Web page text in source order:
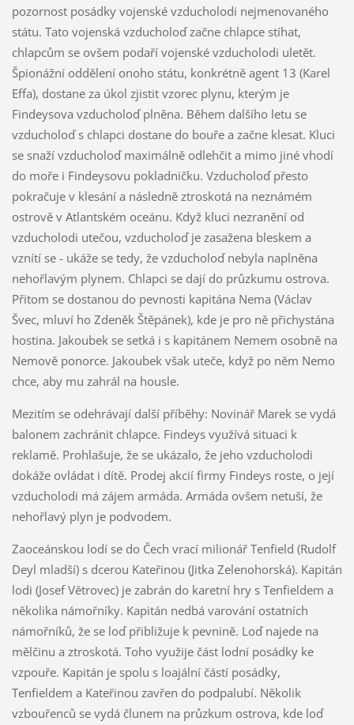
pozornost posádky vojenské vzducholodi nejmenovaného
státu. Tato vojenská vzducholoď začne chlapce stíhat,
chlapcům se ovšem podaří vojenské vzducholodi uletět.
Špionážní oddělení onoho státu, konkrétně agent 13 (Karel
Effa), dostane za úkol zjistit vzorec plynu, kterým je
Findeysova vzducholoď plněna. Během dalšího letu se
vzducholoď s chlapci dostane do bouře a začne klesat. Kluci
se snaží vzducholoď maximálně odlehčit a mimo jiné vhodí
do moře i Findeysovu pokladničku. Vzducholoď přesto
pokračuje v klesání a následně ztroskotá na neznámém
ostrově v Atlantském oceánu. Když kluci nezranění od
vzducholodi utečou, vzducholoď je zasažena bleskem a
vznítí se - ukáže se tedy, že vzducholoď nebyla naplněna
nehořlavým plynem. Chlapci se dají do průzkumu ostrova.
Přitom se dostanou do pevnosti kapitána Nema (Václav
Švec, mluví ho Zdeněk Štěpánek), kde je pro ně přichystána
hostina. Jakoubek se setká i s kapitánem Nemem osobně na
Nemově ponorce. Jakoubek však uteče, když po něm Nemo
chce, aby mu zahrál na housle.
Mezitím se odehrávají další příběhy: Novinář Marek se vydá
balonem zachránit chlapce. Findeys využívá situaci k
reklamě. Prohlašuje, že se ukázalo, že jeho vzducholodi
dokáže ovládat i dítě. Prodej akcií firmy Findeys roste, o její
vzducholodi má zájem armáda. Armáda ovšem netuší, že
nehořlavý plyn je podvodem.
Zaoceánskou lodí se do Čech vrací milionář Tenfield (Rudolf
Deyl mladší) s dcerou Kateřinou (Jitka Zelenohorská). Kapitán
lodi (Josef Větrovec) je zabrán do karetní hry s Tenfieldem a
několika námořníky. Kapitán nedbá varování ostatních
námořníků, že se loď přibližuje k pevnině. Loď najede na
mělčinu a ztroskotá. Toho využije část lodní posádky ke
vzpouře. Kapitán je spolu s loajální částí posádky,
Tenfieldem a Kateřinou zavřen do podpalubí. Několik
vzbouřenců se vydá člunem na průzkum ostrova, kde loď